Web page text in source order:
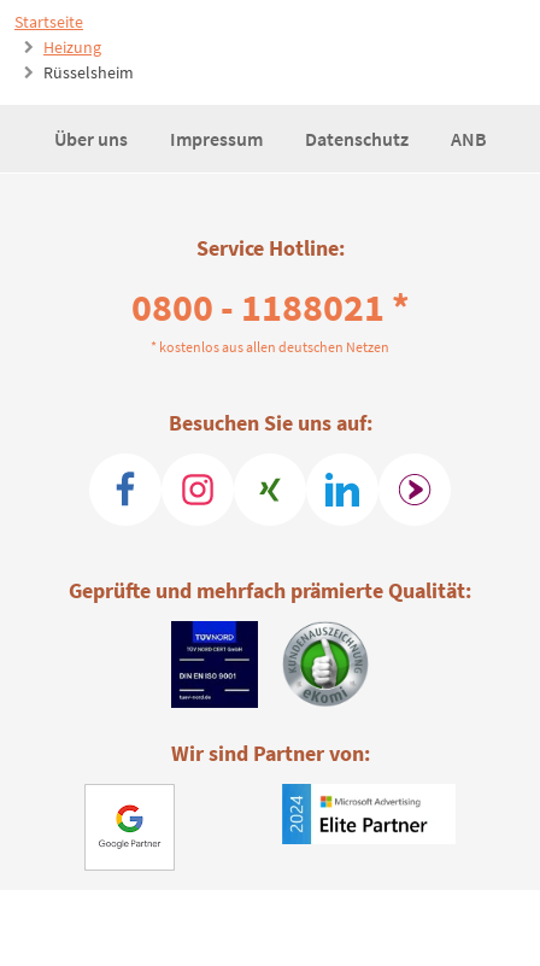
Startseite
Heizung
Rüsselsheim
Über uns Impressum Datenschutz ANB
Service Hotline:
0800 - 1188021 *
* kostenlos aus allen deutschen Netzen
Besuchen Sie uns auf:
Geprüfte und mehrfach prämierte Qualität:
Wir sind Partner von: